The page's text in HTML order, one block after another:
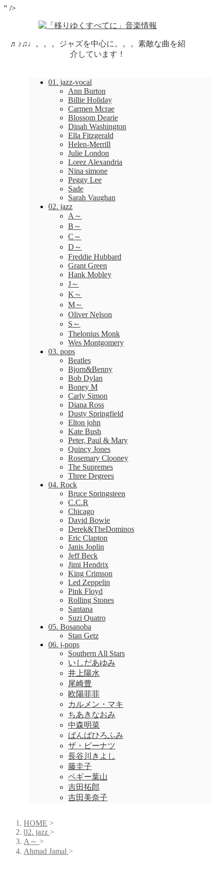
" />
♬♪♫♩。。。ジャズを中心に。。。素敵な曲を紹
介しています！
01. jazz-vocal
Ann Burton
Billie Holiday
Carmen Mcrae
Blossom Dearie
Dinah Washington
Ella Fitzgerald
Helen-Merrill
Julie London
Lorez Alexandria
Nina simone
Peggy Lee
Sade
Sarah Vaughan
02. jazz
A～
B～
C～
D～
Freddie Hubbard
Grant Green
Hank Mobley
J～
K～
M～
Oliver Nelson
S～
Thelonius Monk
Wes Montgomery
03. pops
Beatles
Bjorn&Benny
Bob Dylan
Boney M
Carly Simon
Diana Ross
Dusty Springfield
Elton john
Kate Bush
Peter, Paul & Mary
Quincy Jones
Rosemary Clooney
The Supremes
Three Degrees
04. Rock
Bruce Springsteen
C.C.R
Chicago
David Bowie
Derek&TheDominos
Eric Clapton
Janis Joplin
Jeff Beck
Jimi Hendrix
King Crimson
Led Zeppelin
Pink Floyd
Rolling Stones
Santana
Suzi Quatro
05. Bosanoba
Stan Getz
06. j-pops
Southern All Stars
いしだあゆみ
井上陽水
尾崎豊
欧陽菲菲
カルメン・マキ
ちあきなおみ
中森明菜
ばんばひろふみ
ザ・ピーナツ
長谷川きよし
藤圭子
ペギー葉山
吉田拓郎
吉田美奈子
HOME >
02. jazz >
A～ >
Ahmad Jamal >